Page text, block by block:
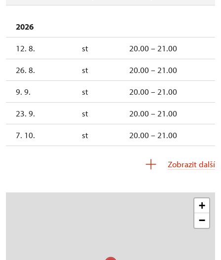
2026
12. 8. st 20.00 – 21.00
26. 8. st 20.00 – 21.00
9. 9. st 20.00 – 21.00
23. 9. st 20.00 – 21.00
7. 10. st 20.00 – 21.00
20.00 – 21.00
Zobrazit další
+
−